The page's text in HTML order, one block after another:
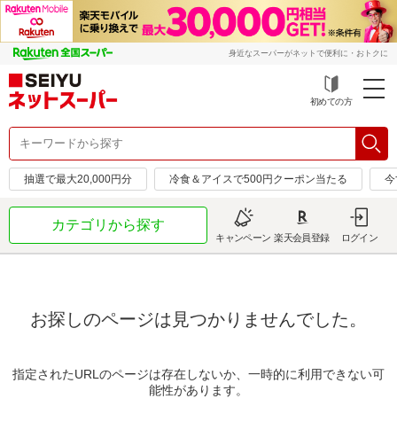
身近なスーパーがネットで便利に・おトクに
初めての方
抽選で最大20,000円分 冷食＆アイスで500円クーポン当たる
カテゴリから探す
キャンペーン 楽天会員登録 ログイン
お探しのページは見つかりませんでした。
指定されたURLのページは存在しないか、一時的に利用できない可
能性があります。